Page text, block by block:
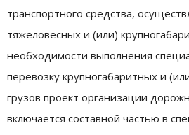
транспортного средства,
тяжеловесных и (или)
необходимости выполнения
перевозку крупногабаритных и
грузов проект организации
включается составной частью в